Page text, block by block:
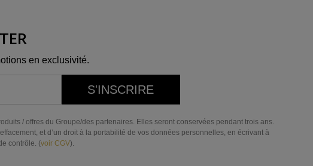
en exclusivité.
S'INSCRIRE
/ offres du Groupe/des partenaires. Elles seront conservées pendant trois ans.
et d’un droit à la portabilité de vos données personnelles, en écrivant à
contrôle. (voir CGV).